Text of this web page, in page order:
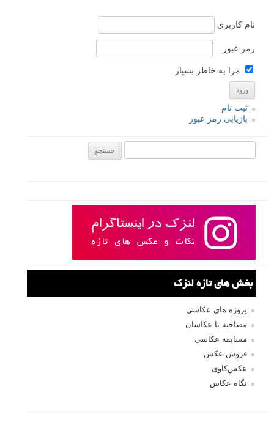
نام کاربری
رمز عبور
مرا به خاطر بسپار
ثبت نام
بازیابی رمز عبور
بخش های تازه لنزک
پروژه های عکاسی
مصاحبه با عکاسان
مسابقه عکاسی
فروش عکس
عکس‌کاوی
نگاه عکاس